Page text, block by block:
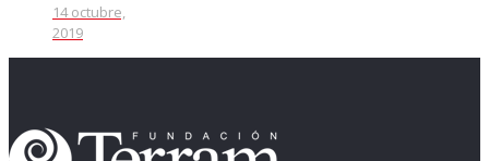
14 octubre,
2019